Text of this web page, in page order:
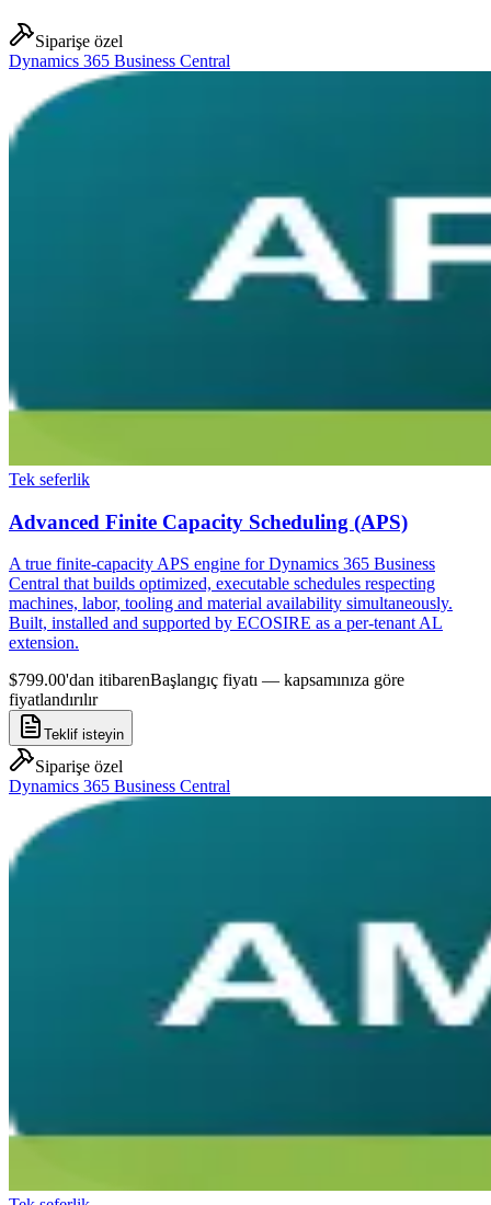
Siparişe özel
Dynamics 365 Business Central
Tek seferlik
Advanced Finite Capacity Scheduling (APS)
A true finite-capacity APS engine for Dynamics 365 Business
Central that builds optimized, executable schedules respecting
machines, labor, tooling and material availability simultaneously.
Built, installed and supported by ECOSIRE as a per-tenant AL
extension.
$799.00'dan itibarenBaşlangıç fiyatı — kapsamınıza göre
fiyatlandırılır
Teklif isteyin
Siparişe özel
Dynamics 365 Business Central